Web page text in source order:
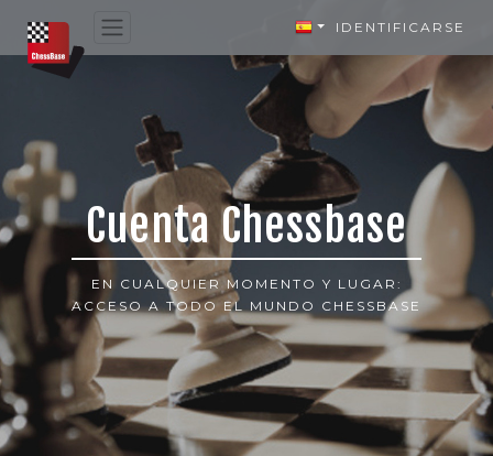
IDENTIFICARSE
Cuenta Chessbase
EN CUALQUIER MOMENTO Y LUGAR:
ACCESO A TODO EL MUNDO CHESSBASE